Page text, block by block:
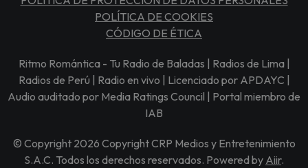
POLÍTICA DE COOKIES
CÓDIGO DE ÉTICA
Ritmo Romántica - Tu Radio de Baladas | Radios de Lima |
Radios de Perú | Radio en vivo | Licenciado por APDAYC |
Audio auditado por Media Ratings Council | Portal miembro de
IAB
© Copyright 2026 Copyright CRP Medios y Entretenimiento
S.A.C. Todos los derechos reservados. Powered by Aiir.